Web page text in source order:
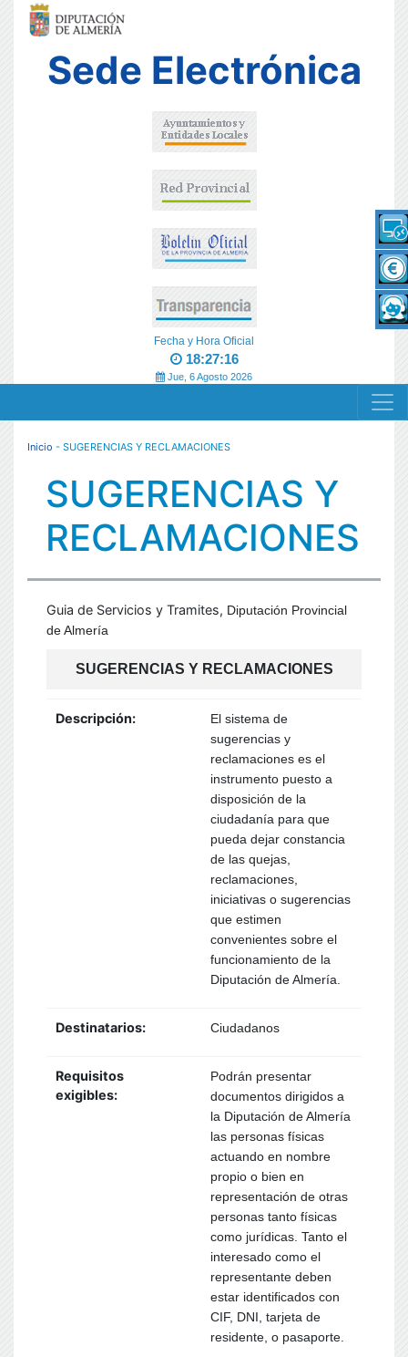
Sede Electrónica
Fecha y Hora Oficial
18:27:17
Jue, 6 Agosto 2026
MENÚ RESPONSIVE
Inicio - SUGERENCIAS Y RECLAMACIONES
SUGERENCIAS Y
RECLAMACIONES
Guia de Servicios y Tramites, Diputación Provincial
de Almería
SUGERENCIAS Y RECLAMACIONES
Descripción:
El sistema de
sugerencias y
reclamaciones es el
instrumento puesto a
disposición de la
ciudadanía para que
pueda dejar constancia
de las quejas,
reclamaciones,
iniciativas o sugerencias
que estimen
convenientes sobre el
funcionamiento de la
Diputación de Almería.
Destinatarios: Ciudadanos
Requisitos
exigibles:
Podrán presentar
documentos dirigidos a
la Diputación de Almería
las personas físicas
actuando en nombre
propio o bien en
representación de otras
personas tanto físicas
como jurídicas. Tanto el
interesado como el
representante deben
estar identificados con
CIF, DNI, tarjeta de
residente, o pasaporte.